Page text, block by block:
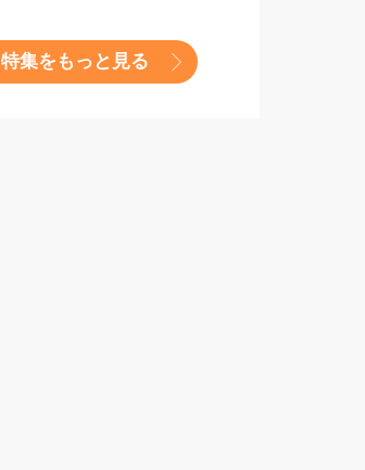
特集をもっと見る